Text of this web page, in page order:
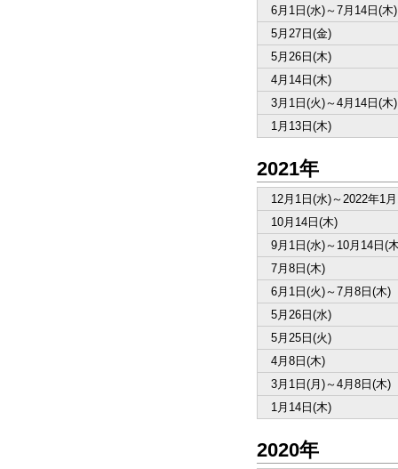
6月1日(水)～7月14日(木)
5月27日(金)
5月26日(木)
4月14日(木)
3月1日(火)～4月14日(木)
1月13日(木)
2021年
12月1日(水)～2022年1
10月14日(木)
9月1日(水)～10月14日(
7月8日(木)
6月1日(火)～7月8日(木)
5月26日(水)
5月25日(火)
4月8日(木)
3月1日(月)～4月8日(木)
1月14日(木)
2020年